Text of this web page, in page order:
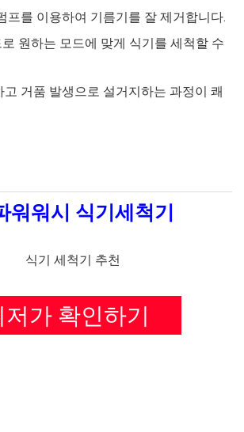
프를 이용하여 기름기를 잘 제거합니다.
원하는 모드에 맞게 식기를 세척할 수
거품 발생으로 설거지하는 과정이 쾌
워워시 식기세척기
저가 확인하기